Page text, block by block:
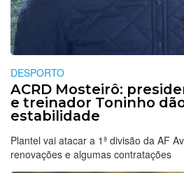
DESPORTO
ACRD Mosteirô:
e treinador Toninho
estabilidade
Plantel vai atacar a 1ª divisão da AF
renovações e algumas contratações